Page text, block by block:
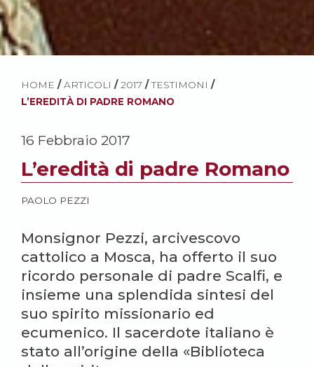
HOME / ARTICOLI / 2017 / TESTIMONI /
L’EREDITÀ DI PADRE ROMANO
16 Febbraio 2017
L’eredità di padre Romano
PAOLO PEZZI
Monsignor Pezzi, arcivescovo
cattolico a Mosca, ha offerto il suo
ricordo personale di padre Scalfi, e
insieme una splendida sintesi del
suo spirito missionario ed
ecumenico. Il sacerdote italiano è
stato all’origine della «Biblioteca